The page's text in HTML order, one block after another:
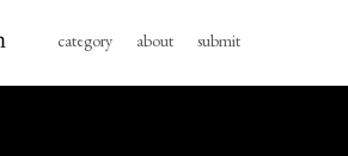
category about submit